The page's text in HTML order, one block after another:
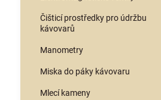
Čišticí prostředky pro údržbu
kávovarů
Manometry
Miska do páky kávovaru
Mlecí kameny